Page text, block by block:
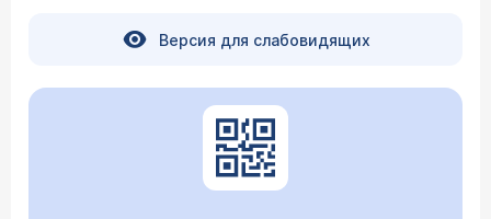
Версия для слабовидящих